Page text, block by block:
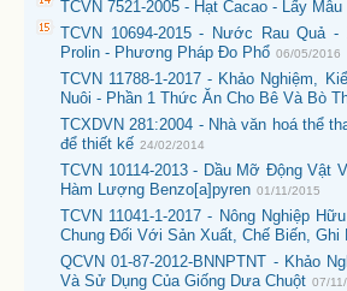
TCVN 7521-2005 - Hạt Cacao - Lấy Mẫu
TCVN 10694-2015 - Nước Rau Quả
Prolin - Phương Pháp Đo Phổ 06/05/2016
TCVN 11788-1-2017 - Khảo Nghiệm,
Nuôi - Phần 1 Thức Ăn Cho Bê Và Bò
TCXDVN 281:2004 - Nhà văn hoá thể
để thiết kế 24/02/2014
TCVN 10114-2013 - Dầu Mỡ Động Vật
Hàm Lượng Benzo[a]pyren 01/11/2015
TCVN 11041-1-2017 - Nông Nghiệp
Chung Đối Với Sản Xuất, Chế Biến, Ghi
QCVN 01-87-2012-BNNPTNT - Khảo
Và Sử Dụng Của Giống Dưa Chuột 07/